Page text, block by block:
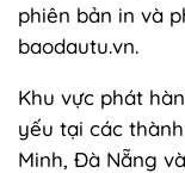
phiên bản in và
baodautu.vn.
Khu vực phát
yếu tại các thành
Minh, Đà Nẵng